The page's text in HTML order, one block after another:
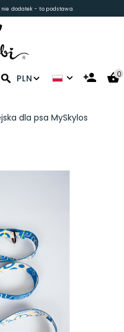
dodatek - to podstawa.
0
PLN
dla psa MySkylos